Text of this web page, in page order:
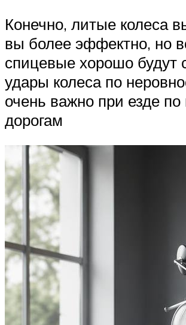
Конечно, литые колеса
вы более эффектно, но
спицевые хорошо будут
удары колеса по
очень важно при езде
дорогам